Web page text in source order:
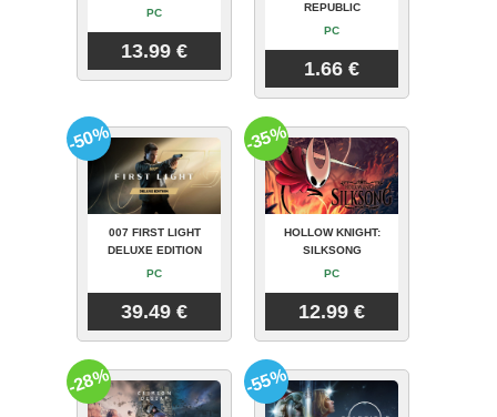
PC
13.99 €
REPUBLIC
PC
1.66 €
007 FIRST LIGHT
DELUXE EDITION
PC
39.49 €
-50%
HOLLOW KNIGHT:
SILKSONG
PC
12.99 €
-35%
-28% -55%